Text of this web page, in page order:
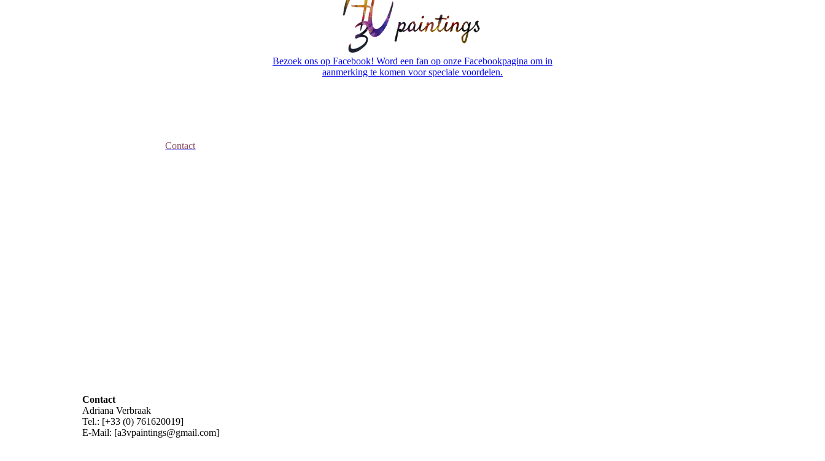
Bezoek ons op Facebook! Word een fan op onze Facebookpagina om in
aanmerking te komen voor speciale voordelen.
Contact
Contact
Adriana Verbraak
Tel.: [+33 (0) 761620019]
E-Mail: [a3vpaintings@gmail.com]